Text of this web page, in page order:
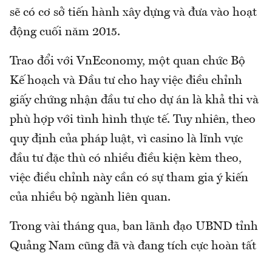
sẽ có cơ sở tiến hành xây dựng và đưa vào hoạt
động cuối năm 2015.
Trao đổi với VnEconomy, một quan chức Bộ
Kế hoạch và Đầu tư cho hay việc điều chỉnh
giấy chứng nhận đầu tư cho dự án là khả thi và
phù hợp với tình hình thực tế. Tuy nhiên, theo
quy định của pháp luật, vì casino là lĩnh vực
đầu tư đặc thù có nhiều điều kiện kèm theo,
việc điều chỉnh này cần có sự tham gia ý kiến
của nhiều bộ ngành liên quan.
Trong vài tháng qua, ban lãnh đạo UBND tỉnh
Quảng Nam cũng đã và đang tích cực hoàn tất